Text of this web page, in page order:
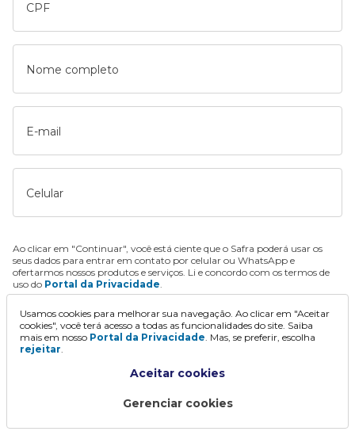
CPF
Nome completo
E-mail
Celular
Ao clicar em "Continuar", você está ciente que o Safra poderá usar os
seus dados para entrar em contato por celular ou WhatsApp e
ofertarmos nossos produtos e serviços. Li e concordo com os termos de
uso do Portal da Privacidade.
Continuar
Usamos cookies para melhorar sua navegação. Ao clicar em "Aceitar
cookies", você terá acesso a todas as funcionalidades do site. Saiba
mais em nosso Portal da Privacidade. Mas, se preferir, escolha
rejeitar.
Aceitar cookies
Gerenciar cookies